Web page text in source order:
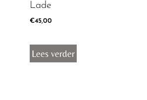
Lade
€45,00
Lees verder